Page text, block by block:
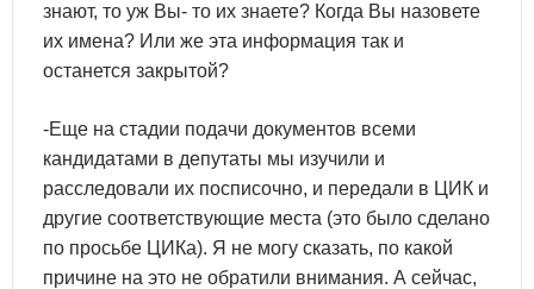
знают, то уж Вы- то их знаете? Когда Вы назовете
их имена? Или же эта информация так и
останется закрытой?
-Еще на стадии подачи документов всеми
кандидатами в депутаты мы изучили и
расследовали их посписочно, и передали в ЦИК и
другие соответствующие места (это было сделано
по просьбе ЦИКа). Я не могу сказать, по какой
причине на это не обратили внимания. А сейчас,